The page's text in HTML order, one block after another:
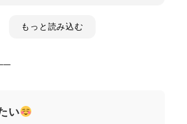
もっと読み込む
い